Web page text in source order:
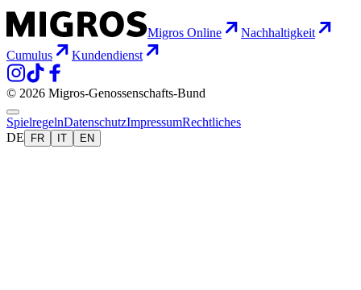
Migros Online
Nachhaltigkeit
Cumulus
Kundendienst
© 2026 Migros-Genossenschafts-Bund
SpielregelnDatenschutzImpressumRechtliches
DE
FR IT EN